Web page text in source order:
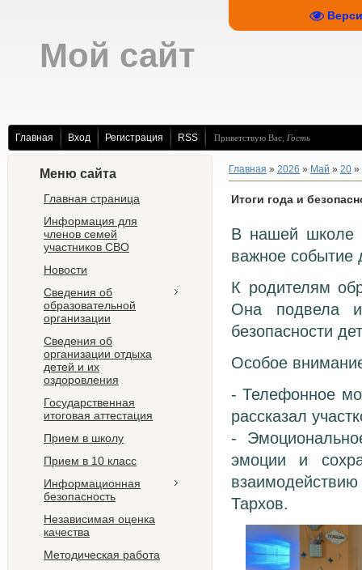
Мой сайт
Главная Вход Регистрация RSS Приветствую Вас Гость
Меню сайта
Главная страница
Информация для
членов семей
участников СВО
Новости
Сведения об
образовательной
организации
Сведения об
организации отдыха
детей и их
оздоровления
Государственная
итоговая аттестация
Прием в школу
Прием в 10 класс
Информационная
безопасность
Независимая оценка
качества
Методическая работа
Главная » 2026 » Май » 20 »
Итоги года и
В нашей школе
важное событие
К родителям
Она подвела
безопасности
Особое
- Телефонное
рассказал
-
эмоции и
Тархов.